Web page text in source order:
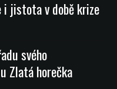
i jistota v době krize
svého
Zlatá horečka